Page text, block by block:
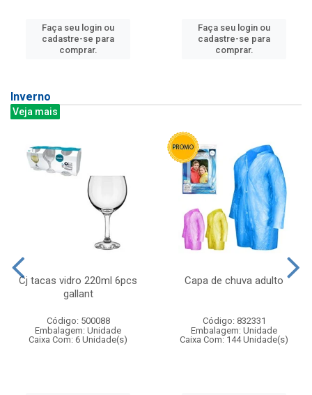
Faça seu login ou
cadastre-se para
comprar.
Faça seu login ou
cadastre-se para
comprar.
Inverno
Veja mais
Cj tacas vidro 220ml 6pcs
gallant
Código: 500088
Embalagem: Unidade
Caixa Com: 6 Unidade(s)
Capa de chuva adulto
Código: 832331
Embalagem: Unidade
Caixa Com: 144 Unidade(s)